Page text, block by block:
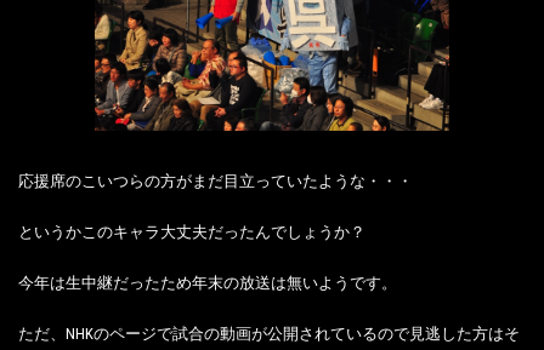
応援席のこいつらの方がまだ目立っていたような・・・
というかこのキャラ大丈夫だったんでしょうか？
今年は生中継だったため年末の放送は無いようです。
ただ、NHKのページで試合の動画が公開されているので見逃した方はそ